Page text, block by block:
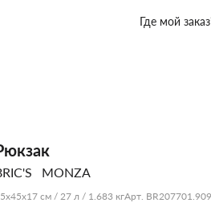
Где мой
DESIGN
Забронировать в
MONZA
см / 27 л / 1.683 кгАрт. BR207701.909